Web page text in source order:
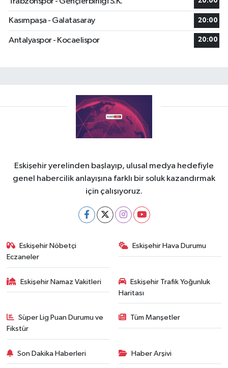
Kasımpaşa - Galatasaray 20:00
Antalyaspor - Kocaelispor 20:00
Eskişehir yerelinden başlayıp, ulusal medya hedefiyle
genel habercilik anlayışına farklı bir soluk kazandırmak
için çalışıyoruz.
Eskişehir Nöbetçi
Eczaneler
Eskişehir Hava Durumu
Eskişehir Namaz Vakitleri
Eskişehir Trafik Yoğunluk
Haritası
Süper Lig Puan Durumu ve
Fikstür
Tüm Manşetler
Son Dakika Haberleri Haber Arşivi